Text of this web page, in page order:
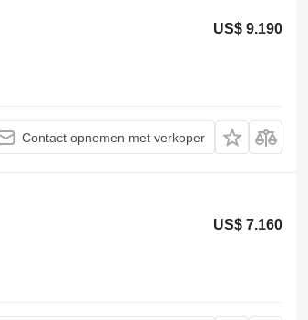
US$ 9.190
Contact opnemen met verkoper
US$ 7.160